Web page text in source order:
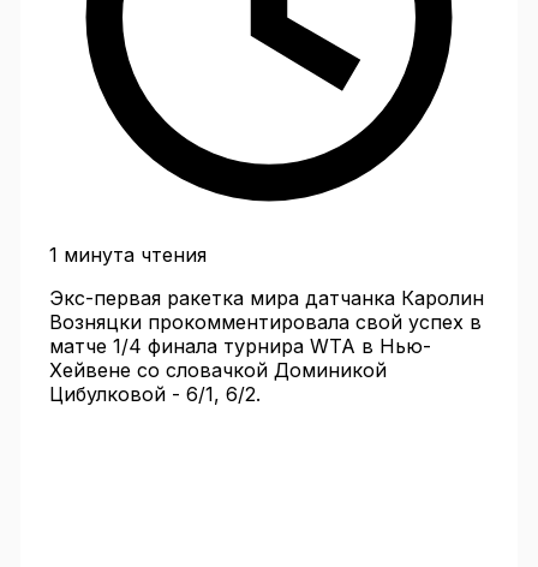
1 минута чтения
Экс-первая ракетка мира датчанка Каролин
Возняцки прокомментировала свой успех в
матче 1/4 финала турнира WTA в Нью-
Хейвене со словачкой Доминикой
Цибулковой - 6/1, 6/2.